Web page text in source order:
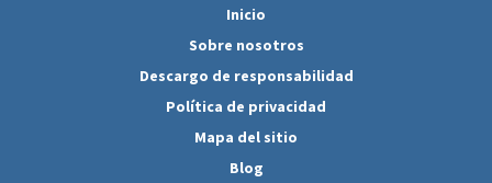
Inicio
Sobre nosotros
Descargo de responsabilidad
Política de privacidad
Mapa del sitio
Blog